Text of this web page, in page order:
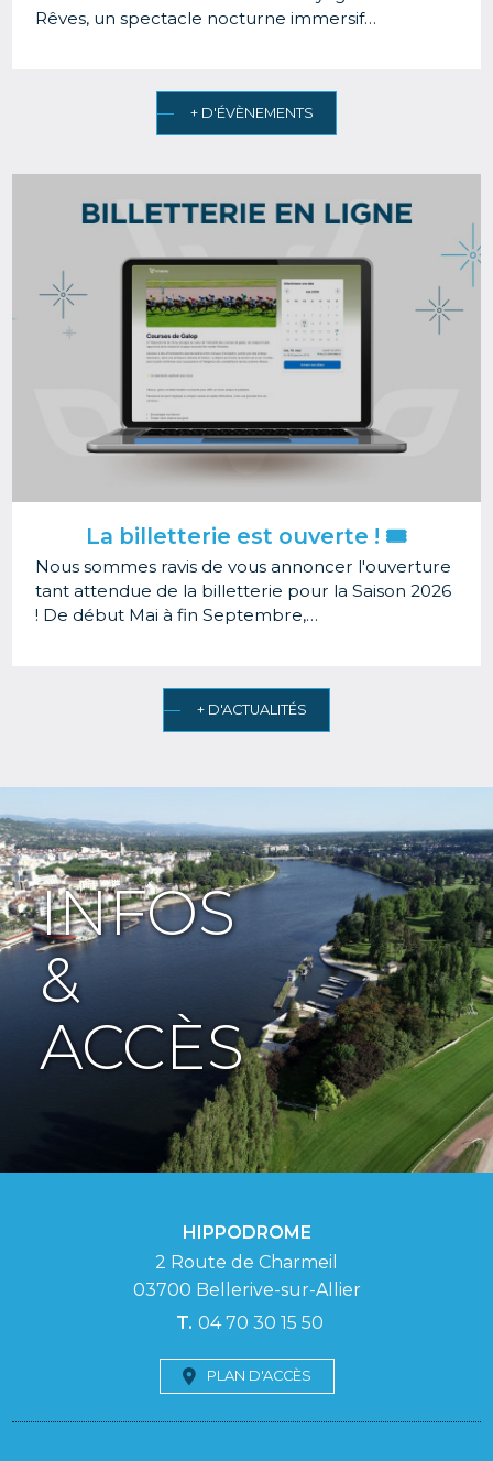
Rêves, un spectacle nocturne immersif…
+ D'ÉVÈNEMENTS
La billetterie est ouverte ! 🎟️
Nous sommes ravis de vous annoncer l'ouverture
tant attendue de la billetterie pour la Saison 2026
! De début Mai à fin Septembre,…
+ D'ACTUALITÉS
INFOS
&
ACCÈS
HIPPODROME
2 Route de Charmeil
03700 Bellerive-sur-Allier
04 70 30 15 50
PLAN D'ACCÈS